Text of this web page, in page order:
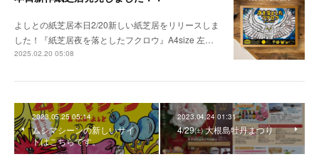
よしとの紙芝居本日2/20新しい紙芝居をリリースしま
した！『紙芝居夜を落としたフクロウ』A4size 左…
2025.02.20 05:08
2023.05.25 05:14
ムシマシーンの新しいサイ
トはこちらです。
2023.04.24 01:31
4/29㈯ 大根島牡丹まつり